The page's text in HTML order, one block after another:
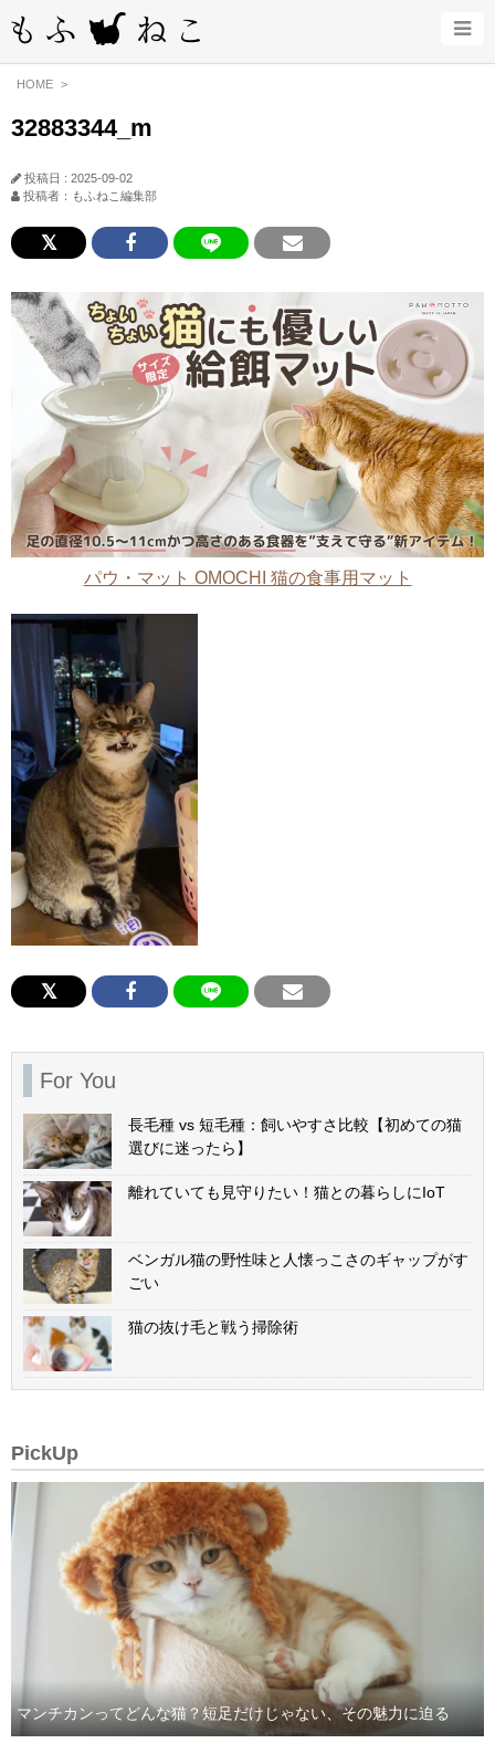
HOME
32883344_m
投稿日 : 2025-09-02
投稿者：もふねこ編集部
パウ・マット OMOCHI 猫の食事用マット
For You
長毛種 vs 短毛種：飼いやすさ比較【初めての猫
選びに迷ったら】
離れていても見守りたい！猫との暮らしにIoT
ベンガル猫の野性味と人懐っこさのギャップがす
ごい
猫の抜け毛と戦う掃除術
PickUp
マンチカンってどんな猫？短足だけじゃない、その魅力に迫る